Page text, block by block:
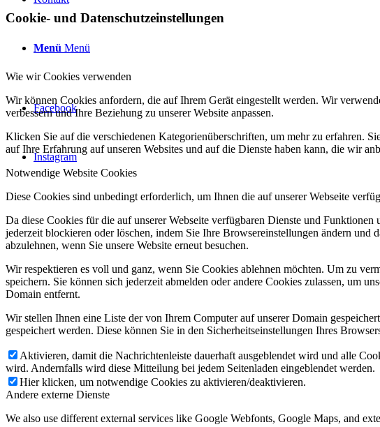
Menü Menü
Facebook
Instagram
Cookie- und Datenschutzeinstellungen
Wie wir Cookies verwenden
Wir können Cookies anfordern, die auf Ihrem Gerät eingestellt werden. Wir
verbessern und Ihre Beziehung zu unserer Website anpassen.
Klicken Sie auf die verschiedenen Kategorienüberschriften, um mehr zu erfahren.
auf Ihre Erfahrung auf unseren Websites und auf die Dienste haben kann, die wir
Notwendige Website Cookies
Diese Cookies sind unbedingt erforderlich, um Ihnen die auf unserer Webseite
Da diese Cookies für die auf unserer Webseite verfügbaren Dienste und
jederzeit blockieren oder löschen, indem Sie Ihre Browsereinstellungen ändern
abzulehnen, wenn Sie unsere Website erneut besuchen.
Wir respektieren es voll und ganz, wenn Sie Cookies ablehnen möchten. Um zu
speichern. Sie können sich jederzeit abmelden oder andere Cookies zulassen, um
Domain entfernt.
Wir stellen Ihnen eine Liste der von Ihrem Computer auf unserer Domain
gespeichert werden. Diese können Sie in den Sicherheitseinstellungen Ihres
Aktivieren, damit die Nachrichtenleiste dauerhaft ausgeblendet wird und alle
wird. Andernfalls wird diese Mitteilung bei jedem Seitenladen eingeblendet werden.
Hier klicken, um notwendige Cookies zu aktivieren/deaktivieren.
Andere externe Dienste
We also use different external services like Google Webfonts, Google Maps, and